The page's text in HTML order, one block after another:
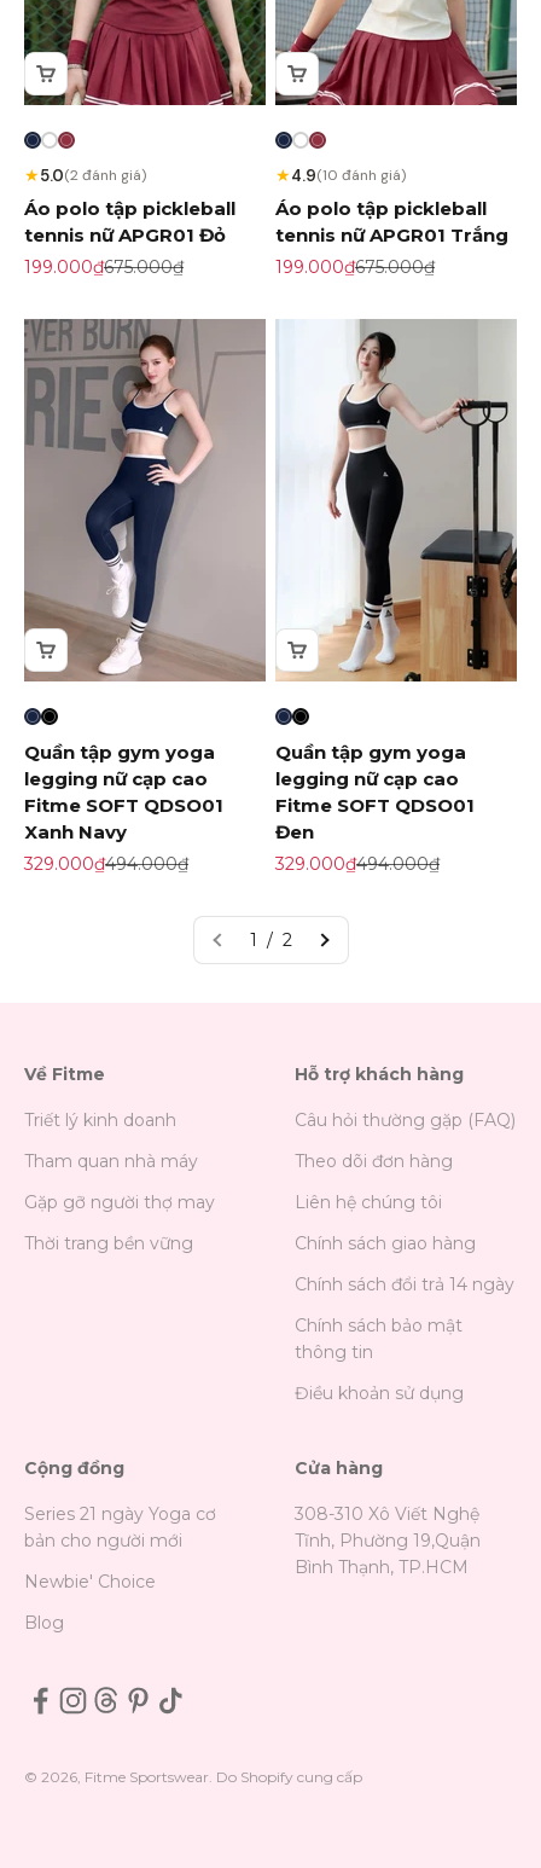
★5.0(2 đánh giá)
Áo polo tập pickleball
tennis nữ APGR01 Đỏ
Giá khuyến mãi
199.000₫Giá gốc
675.000₫
★4.9(10 đánh giá)
Áo polo tập pickleball
tennis nữ APGR01 Trắng
Giá khuyến mãi
199.000₫Giá gốc
675.000₫
Quần tập gym yoga
legging nữ cạp cao
Fitme SOFT QDSO01
Xanh Navy
Giá khuyến mãi
329.000₫Giá gốc
494.000₫
Quần tập gym yoga
legging nữ cạp cao
Fitme SOFT QDSO01
Đen
Giá khuyến mãi
329.000₫Giá gốc
494.000₫
1 / 2
Về Fitme
Triết lý kinh doanh
Tham quan nhà máy
Gặp gỡ người thợ may
Thời trang bền vững
Hỗ trợ khách hàng
Câu hỏi thường gặp (FAQ)
Theo dõi đơn hàng
Liên hệ chúng tôi
Chính sách giao hàng
Chính sách đổi trả 14 ngày
Chính sách bảo mật
thông tin
Điều khoản sử dụng
Cộng đồng
Series 21 ngày Yoga cơ
bản cho người mới
Newbie' Choice
Blog
Cửa hàng
308-310 Xô Viết Nghệ
Tĩnh, Phường 19,Quận
Bình Thạnh, TP.HCM
© 2026, Fitme Sportswear. Do Shopify cung cấp